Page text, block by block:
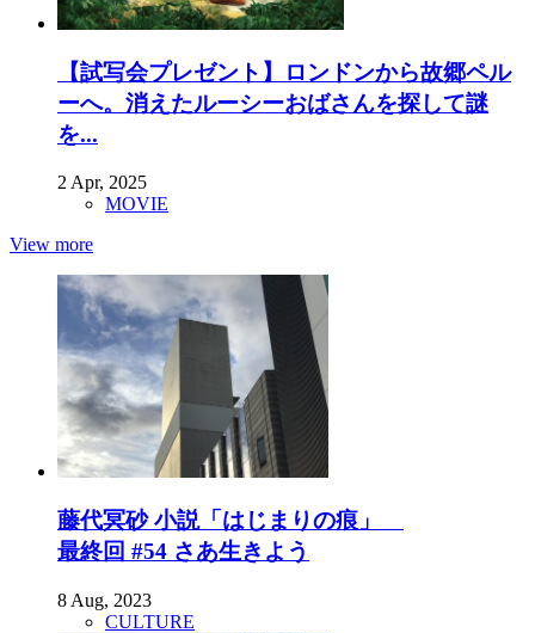
【試写会プレゼント】ロンドンから故郷ペル
ーへ。消えたルーシーおばさんを探して謎
を...
2 Apr, 2025
MOVIE
View more
藤代冥砂 小説「はじまりの痕」
最終回 #54 さあ生きよう
8 Aug, 2023
CULTURE